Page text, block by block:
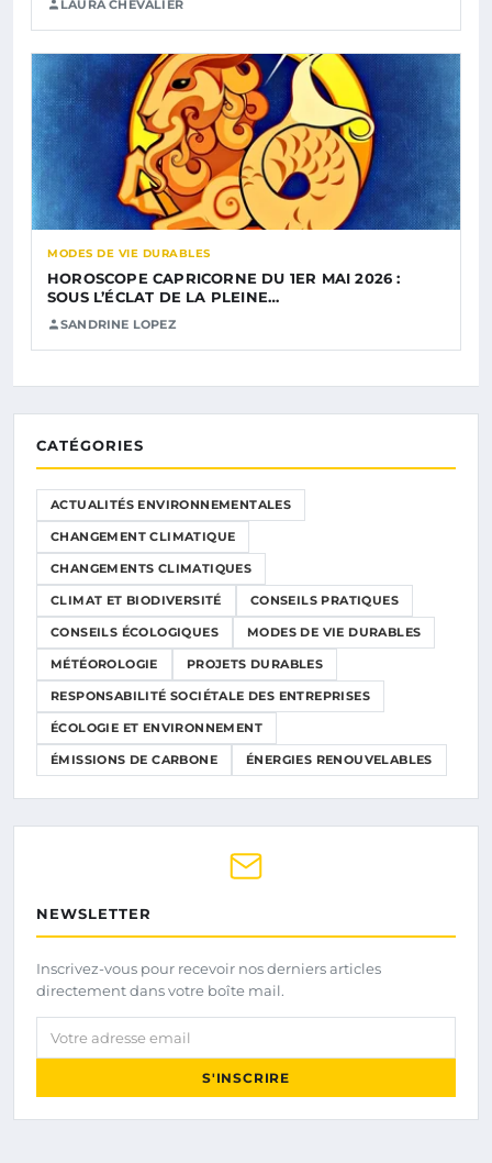
LAURA CHEVALIER
MODES DE VIE DURABLES
HOROSCOPE CAPRICORNE DU 1ER MAI 2026 :
SOUS L’ÉCLAT DE LA PLEINE…
SANDRINE LOPEZ
CATÉGORIES
ACTUALITÉS ENVIRONNEMENTALES
CHANGEMENT CLIMATIQUE
CHANGEMENTS CLIMATIQUES
CLIMAT ET BIODIVERSITÉ CONSEILS PRATIQUES
CONSEILS ÉCOLOGIQUES MODES DE VIE DURABLES
MÉTÉOROLOGIE PROJETS DURABLES
RESPONSABILITÉ SOCIÉTALE DES ENTREPRISES
ÉCOLOGIE ET ENVIRONNEMENT
ÉMISSIONS DE CARBONE ÉNERGIES RENOUVELABLES
NEWSLETTER
Inscrivez-vous pour recevoir nos derniers articles
directement dans votre boîte mail.
Votre adresse email
S'INSCRIRE